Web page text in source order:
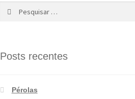
Posts recentes
Pérolas